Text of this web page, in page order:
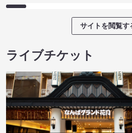
サイトを閲覧す
ライブチケット